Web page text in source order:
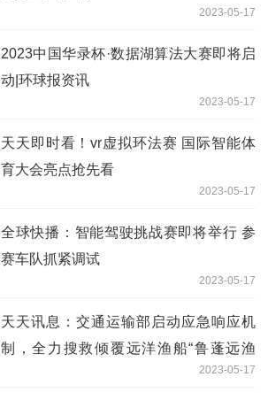
2023-05-17
2023中国华录杯·数据湖算法大赛即将启
动|环球报资讯
2023-05-17
天天即时看！vr虚拟环法赛 国际智能体
育大会亮点抢先看
2023-05-17
全球快播：智能驾驶挑战赛即将举行 参
赛车队抓紧调试
2023-05-17
天天讯息：交通运输部启动应急响应机
制，全力搜救倾覆远洋渔船“鲁蓬远渔
2023-05-17